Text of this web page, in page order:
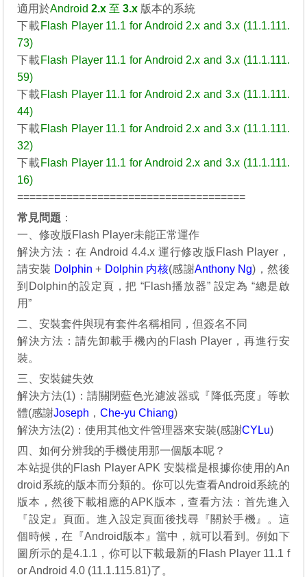
適用於Android2.x 至3.x 版本的系統
下載 Flash Player 11.1 for Android 2.x and 3.x (11.1.111.
73)
下載 Flash Player 11.1 for Android 2.x and 3.x (11.1.111.
59)
下載 Flash Player 11.1 for Android 2.x and 3.x (11.1.111.
44)
下載 Flash Player 11.1 for Android 2.x and 3.x (11.1.111.
32)
下載 Flash Player 11.1 for Android 2.x and 3.x (11.1.111.
16)
=====================================
常見問題 ：
一、修改版Flash Player未能正常運作
解決方法：在 Android 4.4.x 運行修改版Flash Player，
請安裝 Dolphin + Dolphin 内核(感謝Anthony Ng)，然後
到Dolphin的設定頁，把 “Flash播放器” 設定為 “總是啟
用”
二、安裝套件與現有套件名稱相同，但簽名不同
解決方法：請先卸載手機內的Flash Player，再進行安
裝。
三、安裝鍵失效
解決方法(1)：請關閉藍色光濾波器或『降低亮度』等軟
體(感謝Joseph ，Che-yu Chiang)
解決方法(2)：使用其他文件管理器來安裝(感謝CYLu)
四、如何分辨我的手機使用那一個版本呢？
本站提供的Flash Player APK 安裝檔是根據你使用的An
droid系統的版本而分類的。你可以先查看Android系統的
版本，然後下載相應的APK版本，查看方法：首先進入
『設定』頁面。進入設定頁面後找尋『關於手機』。這
個時候，在『Android版本』當中，就可以看到。例如下
圖所示的是4.1.1，你可以下載最新的 Flash Player 11.1 f
or Android 4.0 (11.1.115.81)了。